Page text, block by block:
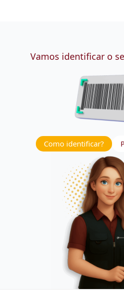
Vamos identificar o
Como identificar?